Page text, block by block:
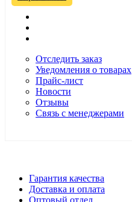
Отследить заказ
Уведомления о товарах
Прайс-лист
Новости
Отзывы
Связь с менеджерами
Гарантия качества
Доставка и оплата